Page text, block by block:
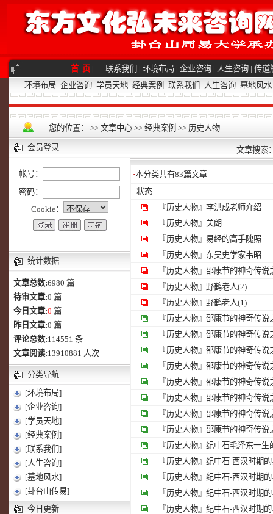
首 页 | 联系我们 | 环境布局 | 企业咨询 | 人生咨询 | 传道
·环境布局 ·企业咨询 ·学员天地 ·经典案例 ·联系我们 ·人生咨询 ·墓地风水
您的位置： >> 文章中心 >> 经典案例 >> 历史人物
会员登录
帐号：
密码：
Cookie：
统计数据
·文章总数:6980 篇
·待审文章:0 篇
·今日文章:0 篇
· 昨日文章:0 篇
·评论总数:114551 条
·文章阅读:13910881 人次
分类导航
[环境布局]
[企业咨询]
[学员天地]
[经典案例]
[联系我们]
[人生咨询]
[墓地风水]
[卦台山传易]
今日更新
文章搜索
·本分类共有83篇文章
状态
『历史人物』 李洪成老师介绍
『历史人物』 关朗
『历史人物』 易经的高手隗照
『历史人物』 东吴史学家韦昭
『历史人物』 邵康节的神奇传说
『历史人物』 野鹤老人(2)
『历史人物』 野鹤老人(1)
『历史人物』 邵康节的神奇传说
『历史人物』 邵康节的神奇传说
『历史人物』 邵康节的神奇传说
『历史人物』 邵康节的神奇传说
『历史人物』 邵康节的神奇传说
『历史人物』 邵康节的神奇传说
『历史人物』 邵康节的神奇传说
『历史人物』 邵康节的神奇传说
『历史人物』 纪中石毛泽东一生
『历史人物』 纪中石-西汉时期
『历史人物』 纪中石-西汉时期
『历史人物』 纪中石-西汉时期
『历史人物』 纪中石-西汉时期